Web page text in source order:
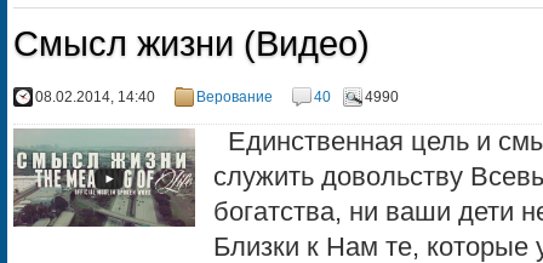
Смысл жизни (Видео)
08.02.2014, 14:40 Верование 40 4990
Единственная цель и
служить довольству
богатства, ни ваши дети
Близки к Нам те,